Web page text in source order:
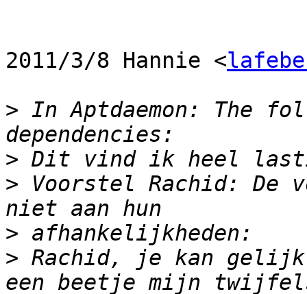
2011/3/8 Hannie <
> In Aptdaemon: The
>
> Voorstel Rachid: De
>
> Rachid, je kan gelijk